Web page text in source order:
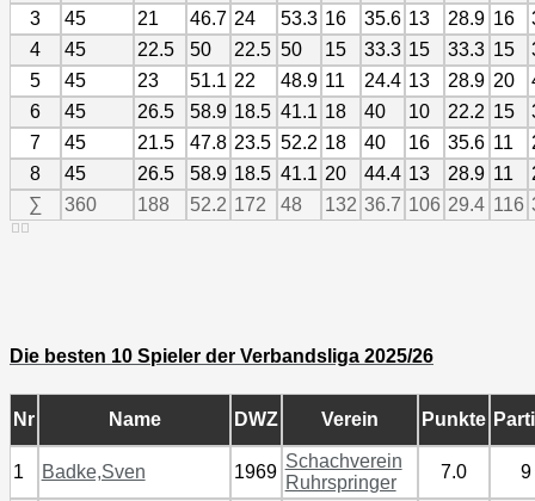
3
45 21 46.7 24 53.3 16 35.6 13 28.9 16
4
45 22.5 50 22.5 50 15 33.3 15 33.3 15
5
45 23 51.1 22 48.9 11 24.4 13 28.9 20
6
45 26.5 58.9 18.5 41.1 18 40 10 22.2 15
7
45 21.5 47.8 23.5 52.2 18 40 16 35.6 11
8
45 26.5 58.9 18.5 41.1 20 44.4 13 28.9 11
∑
360 188 52.2 172 48 132 36.7 106 29.4 116
Die besten 10 Spieler der Verbandsliga 2025/26
Nr Name DWZ Verein Punkte
1 Badke,Sven 1969
Schachverein
Ruhrspringer
7.0 9